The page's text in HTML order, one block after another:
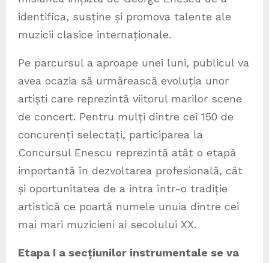
identifica, susține și promova talente ale
muzicii clasice internaționale.
Pe parcursul a aproape unei luni, publicul va
avea ocazia să urmărească evoluția unor
artiști care reprezintă viitorul marilor scene
de concert. Pentru mulți dintre cei 150 de
concurenți selectați, participarea la
Concursul Enescu reprezintă atât o etapă
importantă în dezvoltarea profesională, cât
și oportunitatea de a intra într-o tradiție
artistică ce poartă numele unuia dintre cei
mai mari muzicieni ai secolului XX.
Etapa I a secțiunilor instrumentale se va